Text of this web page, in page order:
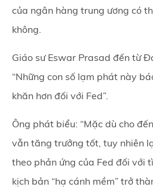
của ngân hàng trung ương có
không.
Giáo sư Eswar Prasad đến từ
“Những con số lạm phát này
khăn hơn đối với Fed”.
Ông phát biểu: “Mặc dù cho
vẫn tăng trưởng tốt, tuy nhiên
theo phản ứng của Fed đối với
kịch bản “hạ cánh mềm” trở